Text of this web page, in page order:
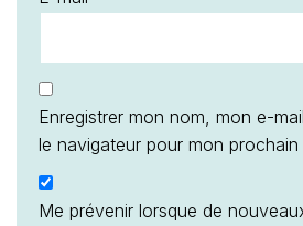
Enregistrer mon nom, mon e-
le navigateur pour mon
Me prévenir lorsque de